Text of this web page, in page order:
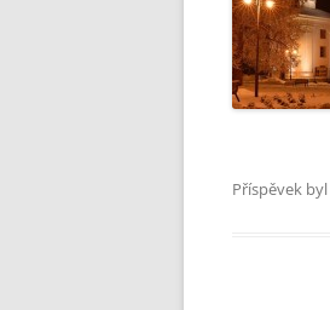
Příspěvek